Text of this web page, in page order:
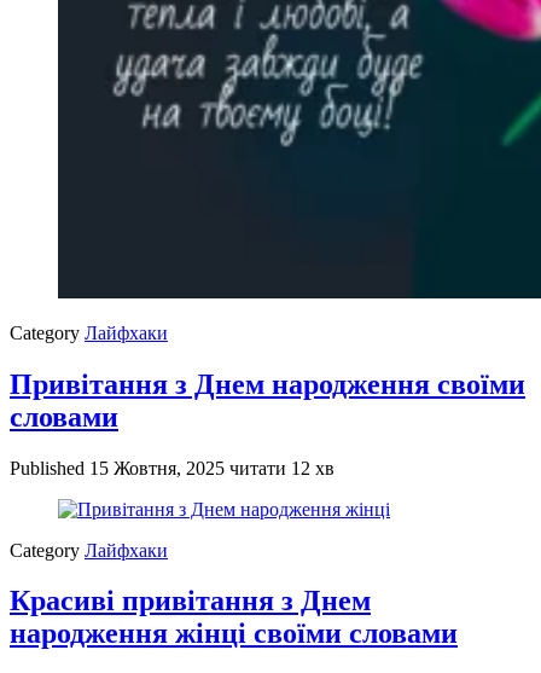
Category Лайфхаки
Привітання з Днем народження своїми
словами
Published 15 Жовтня, 2025 читати 12 хв
Category Лайфхаки
Красиві привітання з Днем
народження жінці своїми словами